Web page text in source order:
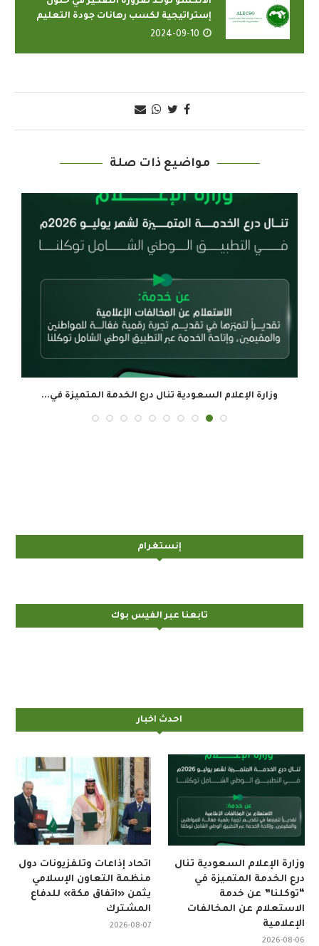
إستراتيجية لكسب رهانات جودة التعليم
2024-09-10
مواضيع ذات صلة
وزارة الإعلام السعودية تنال درع الخدمة المتميزة في...
إنستغرام
تابعنا عبر الفيس بوك
احدث اخبار
اتحاد إذاعات وتلفزيونات دول
منظمة التعاون الإسلامي
يثمن «اتفاق مكة» للدفاع
المشترك
2026-08-07
وزارة الإعلام السعودية تنال
درع الخدمة المتميزة في
“توكلنا” عن خدمة
الاستعلام عن المخالفات
الإعلامية
2026-08-06